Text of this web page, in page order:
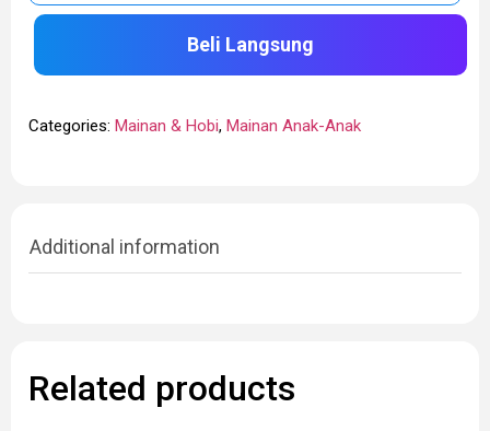
Beli Langsung
Categories: Mainan & Hobi, Mainan Anak-Anak
Additional information
Related products